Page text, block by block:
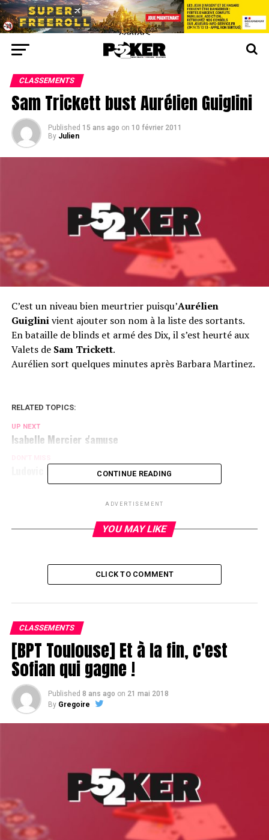
center>
CLASSEMENTS
Sam Trickett bust Aurélien Guiglini
Published 15 ans ago on 10 février 2011
By Julien
C’est un niveau bien meurtrier puisqu’Aurélien
Guiglinivient ajouter son nom à la liste des sortants.
En bataille de blinds et armé des Dix, il s’est heurté aux
Valets de Sam Trickett.
Aurélien sort quelques minutes après Barbara Martinez.
RELATED TOPICS:
UP NEXT
Isabelle Mercier s'amuse
Ludovic Lacay bust Barbara Martinez
CONTINUE READING
ADVERTISEMENT
YOU MAY LIKE
CLICK TO COMMENT
CLASSEMENTS
[BPT Toulouse] Et à la fin, c'est
Sofian qui gagne !
Published 8 ans ago on 21 mai 2018
By Gregoire